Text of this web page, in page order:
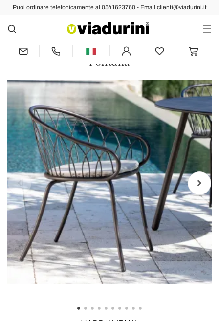
Puoi ordinare telefonicamente al 0541623760 - Email clienti@viadurini.it
Indietro Prec Succ
2 Poltrone Impilabili da Giardino in
Metallo e Cuscino Made in Italy -
Fontana